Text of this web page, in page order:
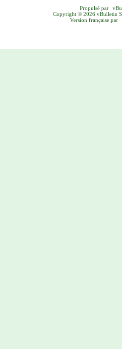
Propulsé par
Copyright © 2026 vBulletin
Version française par